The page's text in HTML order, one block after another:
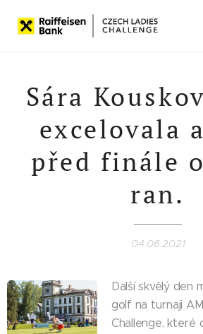
Sára
excelovala
před finále
ran.
04.06.2021
Další skvělý den
golf na turnaji
Challenge, které